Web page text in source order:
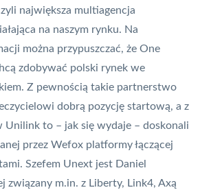
największa multiagencja
na naszym rynku. Na
można przypuszczać, że One
zdobywać polski rynek we
Z pewnością takie partnerstwo
dobrą pozycję startową, a z
Unilink to – jak się wydaje – doskonali
przez Wefox platformy łączącej
Szefem Unext jest Daniel
związany m.in. z Liberty, Link4, Axą